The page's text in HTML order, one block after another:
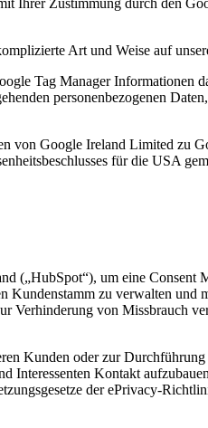
Art und Weise auf
Tag Manager Informationen
personenbezogenen
von Google Ireland Limited
für die USA
(„HubSpot“), um eine Consent
zu verwalten und
von Missbrauch
Kunden oder zur
Interessenten Kontakt
der ePrivacy-